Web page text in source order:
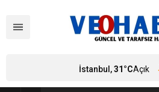
İstanbul,31°CAçık